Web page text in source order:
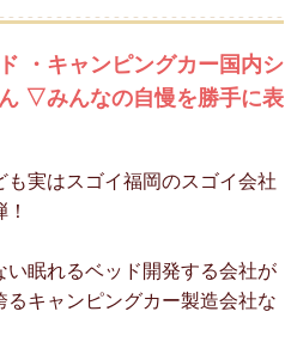
・キャンピングカー国内シ
▽みんなの自慢を勝手に表
実はスゴイ福岡のスゴイ会社
眠れるベッド開発する会社が
キャンピングカー製造会社な